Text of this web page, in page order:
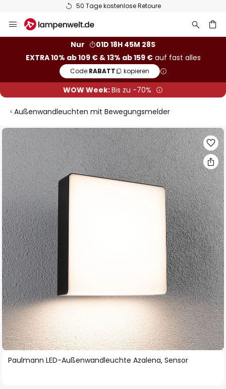
50 Tage kostenlose Retoure
Inhalt
Nur
01D 18H 45M 28S
EXTRA 10% ab 109 € & 13% ab 159 €auf fast alles
Code:RABATT kopieren
WOW Week:Bis zu -70%
Außenwandleuchten mit Bewegungsmelder
Zum
Ende
der
Bildgalerie
springen
Zum
Paulmann LED-Außenwandleuchte Azalena, Sensor